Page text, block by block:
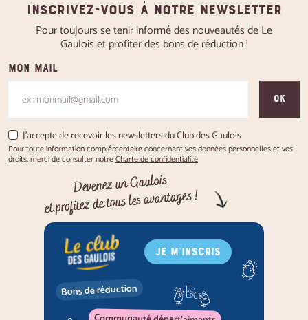
Inscrivez-vous à notre newsletter
Pour toujours se tenir informé des nouveautés de Le
Gaulois et profiter des bons de réduction !
Mon mail
OK
J'accepte de recevoir les newsletters du Club des Gaulois
Pour toute information complémentaire concernant vos données personnelles et vos
droits, merci de consulter notreCharte de confidentialité
Devenez un Gaulois
et profitez de tous les avantages !
JE M'INSCRIS
Bons de réduction